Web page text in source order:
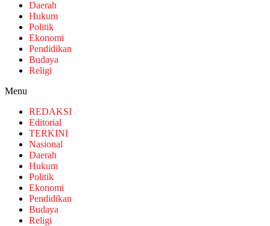
Daerah
Hukum
Politik
Ekonomi
Pendidikan
Budaya
Religi
Menu
REDAKSI
Editorial
TERKINI
Nasional
Daerah
Hukum
Politik
Ekonomi
Pendidikan
Budaya
Religi